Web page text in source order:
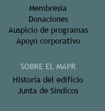
Membresía
Donaciones
Auspicio de programas
Apoyo corporativo
SOBRE EL MAPR
Historia del edificio
Junta de Síndicos